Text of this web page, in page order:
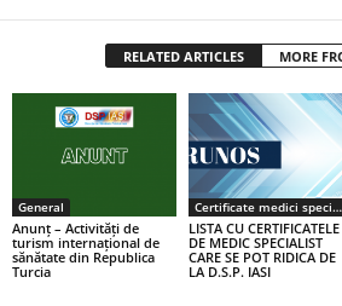
RELATED ARTICLES MORE
General
Anunț – Activități de
turism internațional de
sănătate din Republica
Turcia
Certificate medici specialiști / primari
LISTA CU CERTIFICATELE
DE MEDIC SPECIALIST
CARE SE POT RIDICA DE
LA D.S.P. IASI